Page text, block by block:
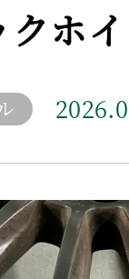
クホ